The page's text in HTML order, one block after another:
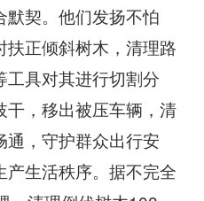
契。他们发扬不怕
正倾斜树木，清理路
具对其进行切割分
，移出被压车辆，清
，守护群众出行安
生活秩序。据不完全